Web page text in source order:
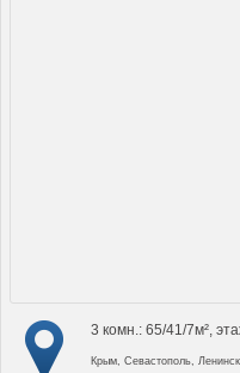
3 комн.: 65/41/7м²,
Крым, Севастополь,